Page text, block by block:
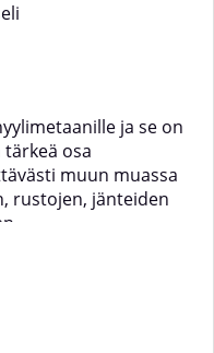
ja se on
osa
muun muassa
rustojen, jänteiden
avuksi muun
per kapseli!